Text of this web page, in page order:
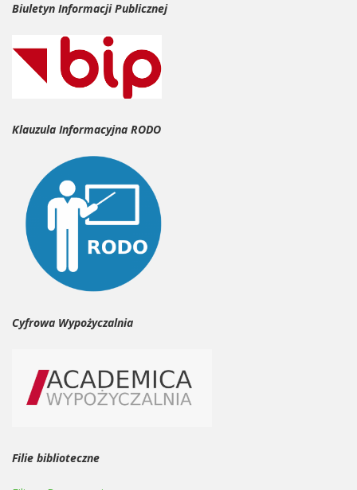
Biuletyn Informacji Publicznej
Klauzula Informacyjna RODO
Cyfrowa Wypożyczalnia
Filie biblioteczne